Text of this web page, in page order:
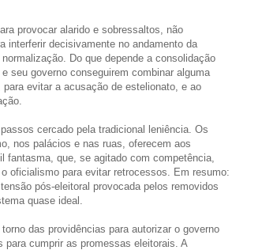
provocar alarido e sobressaltos, não
interferir decisivamente no andamento da
Do que depende a consolidação
seu governo conseguirem combinar alguma
evitar a acusação de estelionato, e ao
cercado pela tradicional leniência. Os
nos palácios e nas ruas, oferecem aos
fantasma, que, se agitado com competência,
oficialismo para evitar retrocessos. Em resumo:
pós-eleitoral provocada pelos removidos
quase ideal.
das providências para autorizar o governo
para cumprir as promessas eleitorais. A